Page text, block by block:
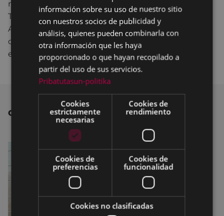
municipales”, ha señalado el Alcalde, Miguel de los
Toyos, quien, además, ha recordado que "el
Ayuntamiento mantiene su compromiso por
continuar en su línea de trabajo de mejorar los
espacios públicos”.
OTRAS NOTICIAS
información sobre su uso de nuestro sitio
con nuestros socios de publicidad y
análisis, quienes pueden combinarla con
otra información que les haya
proporcionado o que hayan recopilado a
partir del uso de sus servicios.
Pribatutasun-politika
Cookies
estrictamente
necesarias
Cookies de
rendimiento
Cookies de
preferencias
Cookies de
funcionalidad
Cookies no clasificadas